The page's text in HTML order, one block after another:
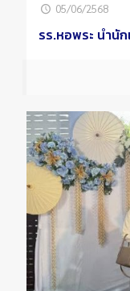
05/06/2568
รร.หอพระ นำนั